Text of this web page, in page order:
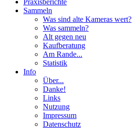
Praxisberichte
Sammeln
Was sind alte Kameras wert?
Was sammeln?
Alt gegen neu
Kaufberatung
Am Rande...
Statistik
Info
Über...
Danke!
Links
Nutzung
Impressum
Datenschutz